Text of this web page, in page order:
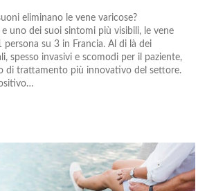
eliminano le vene varicose?
e uno dei suoi sintomi più visibili, le vene
persona su 3 in Francia. Al di là dei
spesso invasivi e scomodi per il paziente,
di trattamento più innovativo del settore.